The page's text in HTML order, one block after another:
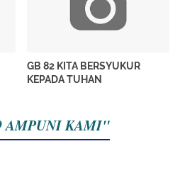
GB 82 KITA BERSYUKUR
KEPADA TUHAN
AMPUNI KAMI"